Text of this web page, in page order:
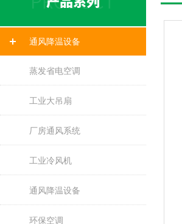
通风降温设备
蒸发省电空调
工业大吊扇
厂房通风系统
工业冷风机
通风降温设备
环保空调